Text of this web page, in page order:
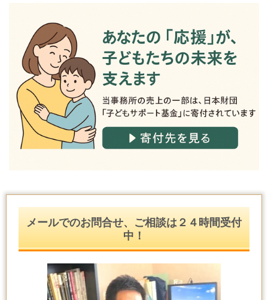
メールでのお問合せ、ご相談は２４時間受付
中！